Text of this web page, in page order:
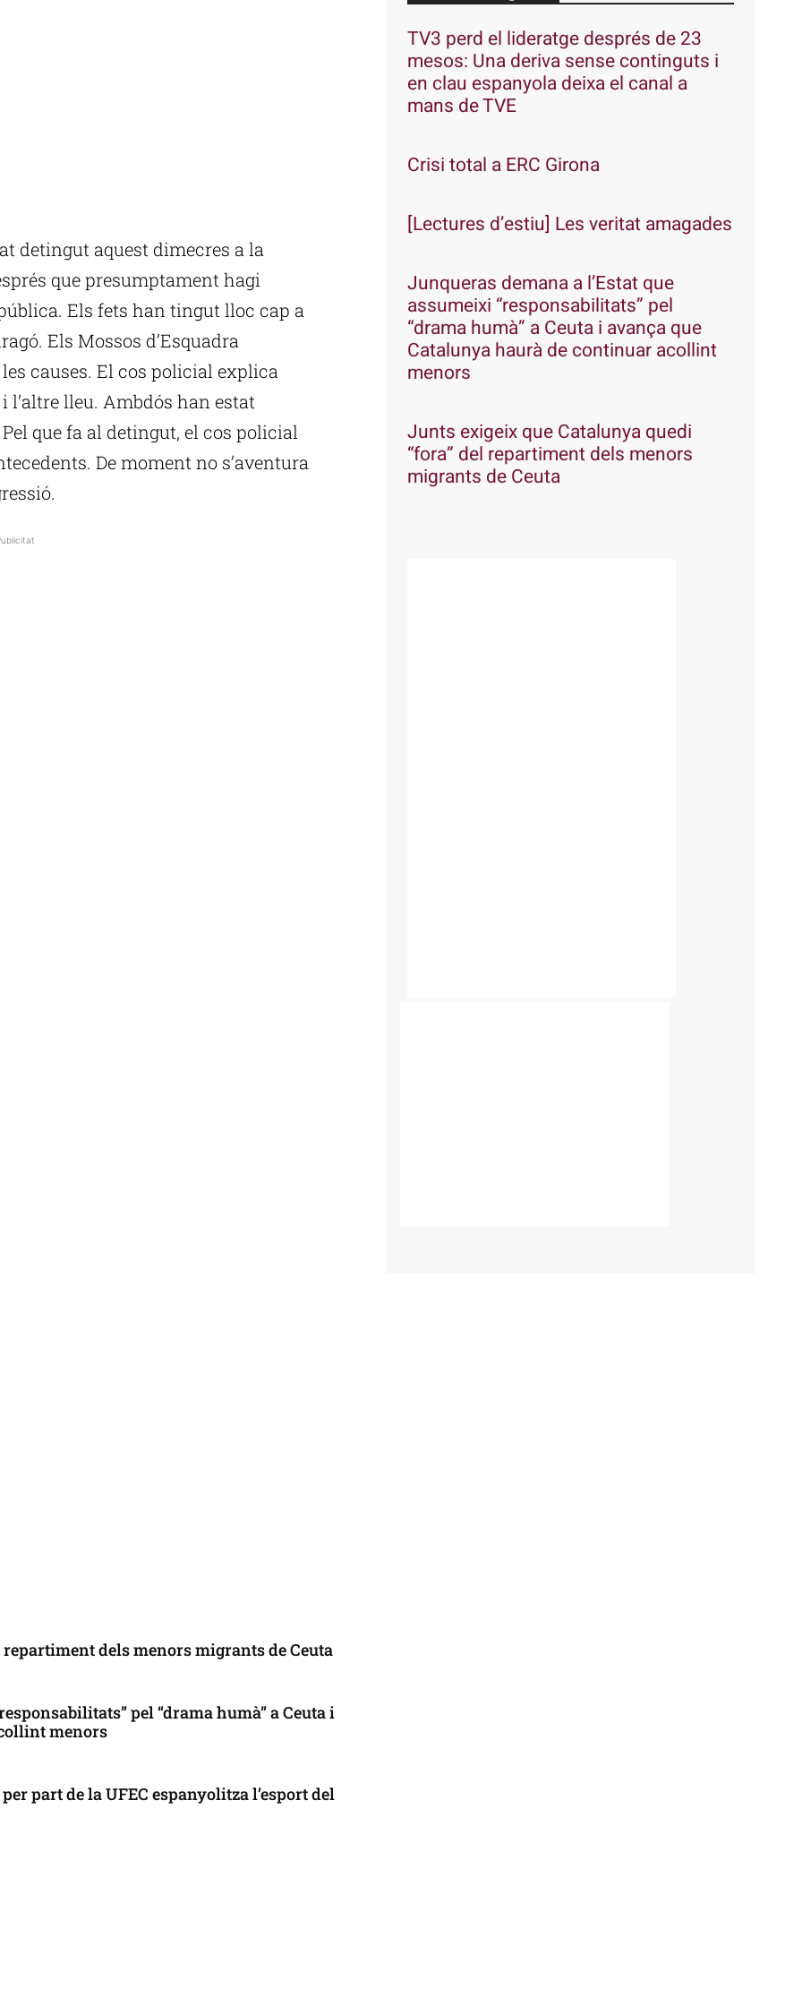
detingut aquest dimecres a la
que presumptament hagi
Els fets han tingut lloc cap a
Els Mossos d’Esquadra
causes. El cos policial explica
l’altre lleu. Ambdós han estat
que fa al detingut, el cos policial
De moment no s’aventura
dels menors migrants de Ceuta
pel “drama humà” a Ceuta i
menors
part de la UFEC espanyolitza l’esport del
TV3 perd el lideratge després de 23
mesos: Una deriva sense continguts i
en clau espanyola deixa el canal a
mans de TVE
Crisi total a ERC Girona
[Lectures d’estiu] Les veritat amagades
Junqueras demana a l’Estat que
assumeixi “responsabilitats” pel
“drama humà” a Ceuta i avança que
Catalunya haurà de continuar acollint
menors
Junts exigeix que Catalunya quedi
“fora” del repartiment dels menors
migrants de Ceuta